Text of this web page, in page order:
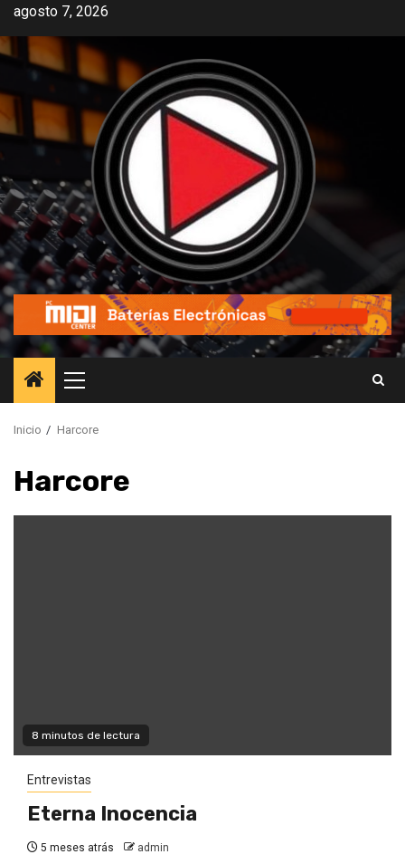
agosto 7, 2026
Inicio Harcore
Harcore
8 minutos de lectura
Entrevistas
Eterna Inocencia
5 meses atrás admin